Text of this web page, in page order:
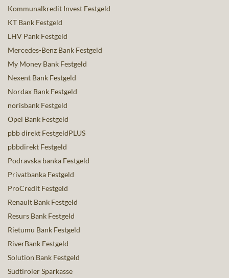
Kommunalkredit Invest Festgeld
KT Bank Festgeld
LHV Pank Festgeld
Mercedes-Benz Bank Festgeld
My Money Bank Festgeld
Nexent Bank Festgeld
Nordax Bank Festgeld
norisbank Festgeld
Opel Bank Festgeld
pbb direkt FestgeldPLUS
pbbdirekt Festgeld
Podravska banka Festgeld
Privatbanka Festgeld
ProCredit Festgeld
Renault Bank Festgeld
Resurs Bank Festgeld
Rietumu Bank Festgeld
RiverBank Festgeld
Solution Bank Festgeld
Südtiroler Sparkasse